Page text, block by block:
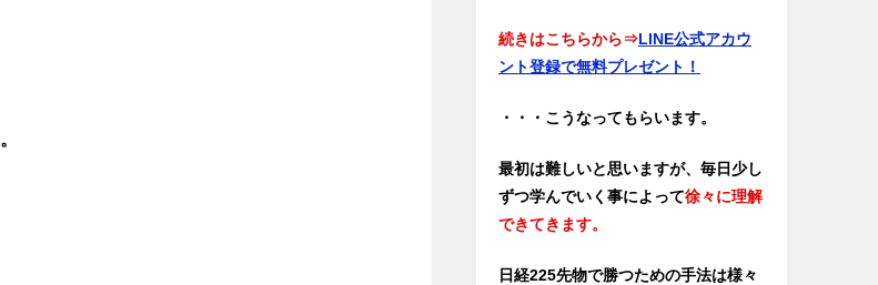
。
続きはこちらから⇒LINE公式アカウ
ント登録で無料プレゼント！
・・・こうなってもらいます。
最初は難しいと思いますが、毎日少し
ずつ学んでいく事によって徐々に理解
できてきます。
日経225先物で勝つための手法は様々